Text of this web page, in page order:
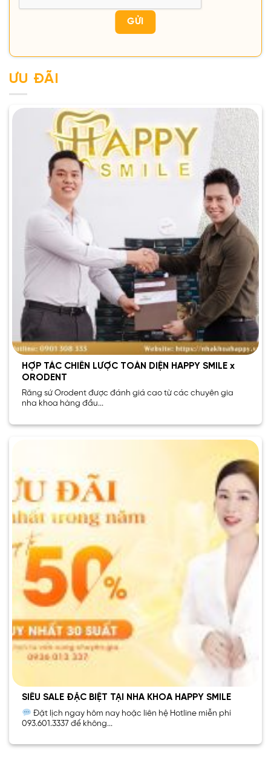
ƯU ĐÃI
HỢP TÁC CHIẾN LƯỢC TOÀN DIỆN HAPPY SMILE x
ORODENT
Răng sứ Orodent được đánh giá cao từ các chuyên gia
nha khoa hàng đầu...
SIÊU SALE ĐẶC BIỆT TẠI NHA KHOA HAPPY SMILE
Đặt lịch ngay hôm nay hoặc liên hệ Hotline miễn phí
093.601.3337 để không...